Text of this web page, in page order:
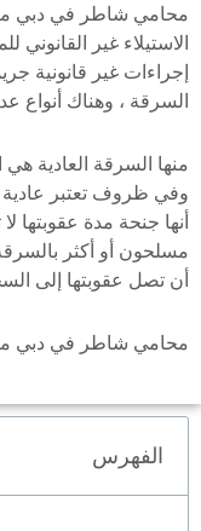
محامي شاطر في دبي
الاستيلاء غير
إجراءات غير قانونية
السرقة ، وهناك أنواع
منها السرقة العادية
وفي ظروف تعتبر عادية
أنها جنحة مدة عقوبتها
مسلحون أو أكثر
أن تصل عقوبتها إلى
محامي شاطر في دبي
الفهرس